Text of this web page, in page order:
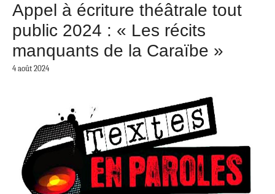
Appel à écriture théâtrale tout
public 2024 : « Les récits
manquants de la Caraïbe »
4 août 2024